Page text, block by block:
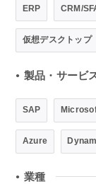
ERP CRM/
仮想デスクトップ
● 製品・サービ
SAP
Azure
● 業種